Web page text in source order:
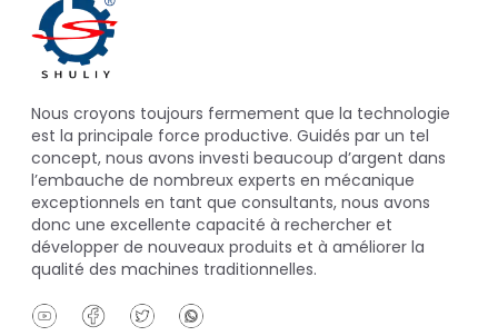
Nous croyons toujours fermement que la technologie
est la principale force productive. Guidés par un tel
concept, nous avons investi beaucoup d’argent dans
l’embauche de nombreux experts en mécanique
exceptionnels en tant que consultants, nous avons
donc une excellente capacité à rechercher et
développer de nouveaux produits et à améliorer la
qualité des machines traditionnelles.